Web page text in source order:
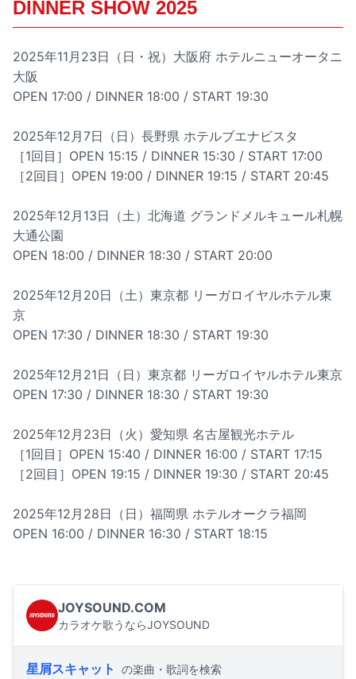
DINNER SHOW 2025
2025年11月23日（日・祝）大阪府 ホテルニューオータニ
大阪
OPEN 17:00 / DINNER 18:00 / START 19:30
2025年12月7日（日）長野県 ホテルブエナビスタ
［1回目］OPEN 15:15 / DINNER 15:30 / START 17:00
［2回目］OPEN 19:00 / DINNER 19:15 / START 20:45
2025年12月13日（土）北海道 グランドメルキュール札幌
大通公園
OPEN 18:00 / DINNER 18:30 / START 20:00
2025年12月20日（土）東京都 リーガロイヤルホテル東
京
OPEN 17:30 / DINNER 18:30 / START 19:30
2025年12月21日（日）東京都 リーガロイヤルホテル東京
OPEN 17:30 / DINNER 18:30 / START 19:30
2025年12月23日（火）愛知県 名古屋観光ホテル
［1回目］OPEN 15:40 / DINNER 16:00 / START 17:15
［2回目］OPEN 19:15 / DINNER 19:30 / START 20:45
2025年12月28日（日）福岡県 ホテルオークラ福岡
OPEN 16:00 / DINNER 16:30 / START 18:15
JOYSOUND.COM
カラオケ歌うならJOYSOUND
星屑スキャット の楽曲・歌詞を検索